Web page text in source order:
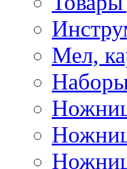
Мел,